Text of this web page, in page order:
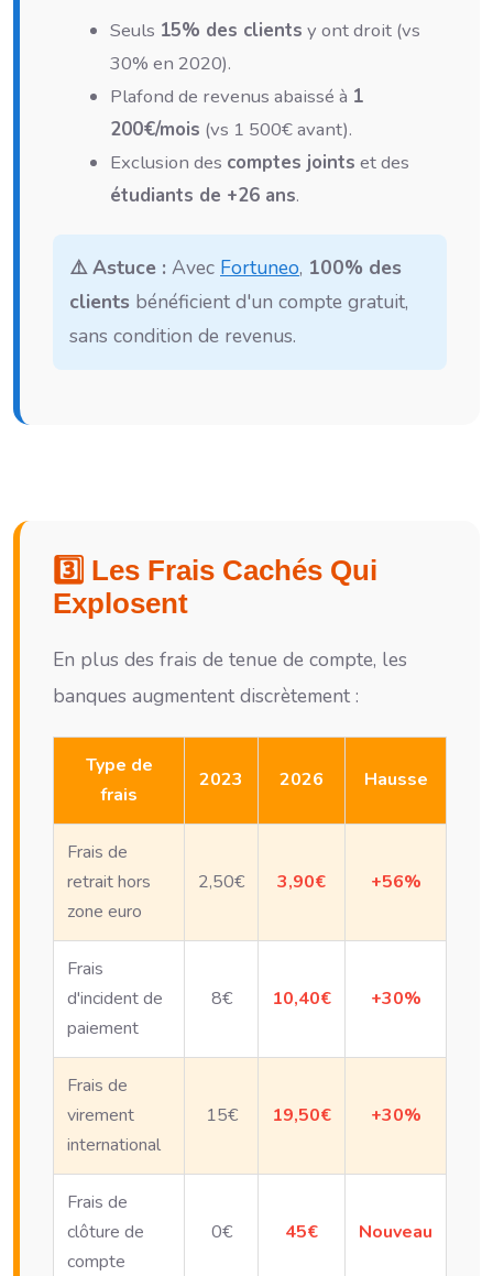
Seuls 15% des clients y ont droit (vs
30% en 2020).
Plafond de revenus abaissé à 1
200€/mois (vs 1 500€ avant).
Exclusion des comptes joints et des
étudiants de +26 ans.
⚠️ Astuce : Avec Fortuneo, 100% des
clients bénéficient d'un compte gratuit,
sans condition de revenus.
3️⃣ Les Frais Cachés Qui
Explosent
En plus des frais de tenue de compte, les
banques augmentent discrètement :
Type de
frais
2023 2026 Hausse
Frais de
retrait hors
zone euro
2,50€ 3,90€ +56%
Frais
d'incident de
paiement
8€ 10,40€ +30%
Frais de
virement
international
15€ 19,50€ +30%
Frais de
clôture de
compte
0€ 45€ Nouveau